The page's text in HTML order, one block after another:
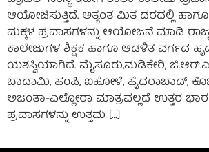
ಆಯೋಜಿಸುತ್ತಿದೆ. ಅತ್ಯಂತ ಮಿತ ದರದಲ್ಲಿ ಹಾಗೂ
ಮಕ್ಕಳ ಪ್ರವಾಸಗಳನ್ನು ಆಯೋಜನೆ ಮಾಡಿ
ಕಾಲೇಜುಗಳ ಶಿಕ್ಷಕ ಹಾಗೂ ಆಡಳಿತ ವರ್ಗದ
ಯಶಸ್ವಿಯಾಗಿದೆ. ಮೈಸೂರು,ಮಡಿಕೇರಿ,
ಬಾದಾಮಿ, ಹಂಪಿ, ಐಹೋಳೆ, ಹೈದರಾಬಾದ್,
ಅಜಂತಾ-ಎಲ್ಲೋರಾ ಮಾತ್ರವಲ್ಲದೆ ಉತ್ತರ
ಪ್ರವಾಸಗಳನ್ನು ಉತ್ತಮ […]